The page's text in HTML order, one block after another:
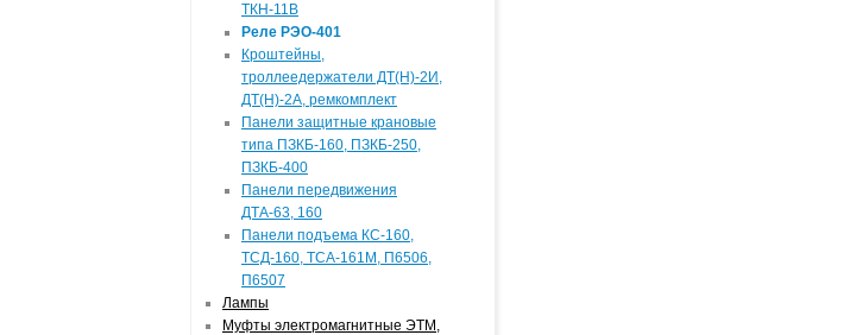
ТКН-11В
Реле РЭО-401
Кроштейны,
троллеедержатели ДТ(Н)-2И,
ДТ(Н)-2А, ремкомплект
Панели защитные крановые
типа ПЗКБ-160, ПЗКБ-250,
ПЗКБ-400
Панели передвижения
ДТА-63, 160
Панели подъема КС-160,
ТСД-160, ТСА-161М, П6506,
П6507
Лампы
Муфты электромагнитные ЭТМ,